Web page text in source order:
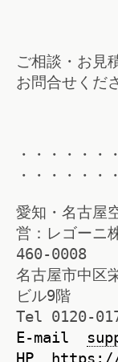
ご相談・お見
お問合せくだ
・・・・・・
・・・・・・
愛知・名古
営：レゴーニ
460-0008
名古屋市中区
ビル9階
Tel 0120-
E-mail
HP